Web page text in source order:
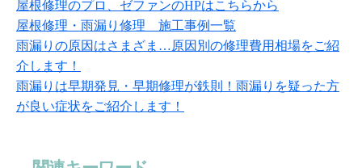
屋根修理のプロ、ゼファンのHPはこちらから
屋根修理・雨漏り修理 施工事例一覧
雨漏りの原因はさまざま…原因別の修理費用相場をご紹
介します！
雨漏りは早期発見・早期修理が鉄則！雨漏りを疑った方
が良い症状をご紹介します！